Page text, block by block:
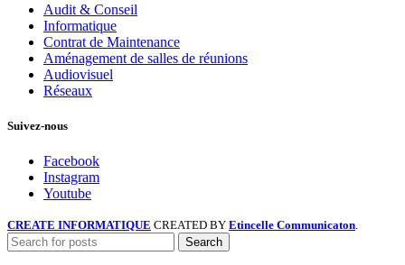
Audit & Conseil
Informatique
Contrat de Maintenance
Aménagement de salles de réunions
Audiovisuel
Réseaux
Suivez-nous
Facebook
Instagram
Youtube
CREATE INFORMATIQUE CREATED BY Etincelle Communicaton.
Search